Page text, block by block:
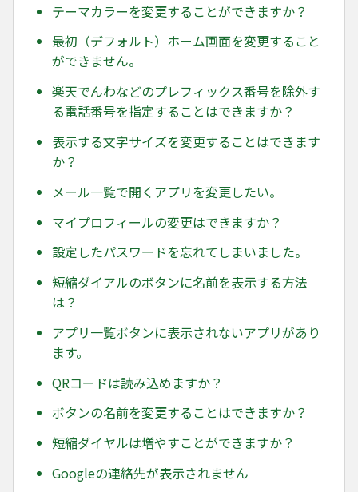
テーマカラーを変更することができますか？
最初（デフォルト）ホーム画面を変更すること
ができません。
楽天でんわなどのプレフィックス番号を除外す
る電話番号を指定することはできますか？
表示する文字サイズを変更することはできます
か？
メール一覧で開くアプリを変更したい。
マイプロフィールの変更はできますか？
設定したパスワードを忘れてしまいました。
短縮ダイアルのボタンに名前を表示する方法
は？
アプリ一覧ボタンに表示されないアプリがあり
ます。
QRコードは読み込めますか？
ボタンの名前を変更することはできますか？
短縮ダイヤルは増やすことができますか？
Googleの連絡先が表示されません